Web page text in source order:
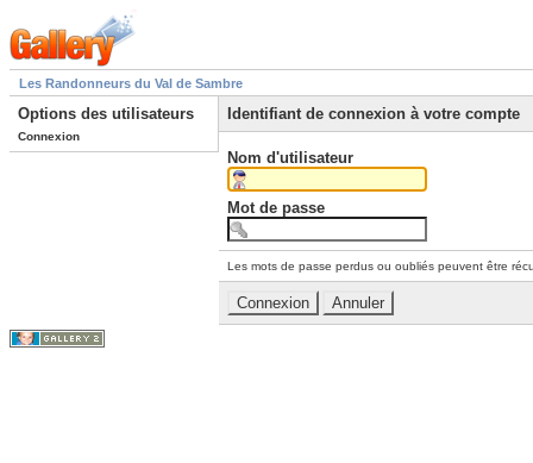
Les Randonneurs du Val de Sambre
Options des utilisateurs
Connexion
Identifiant de connexion à votre compte
Nom d'utilisateur
Mot de passe
Les mots de passe perdus ou oubliés peuvent être